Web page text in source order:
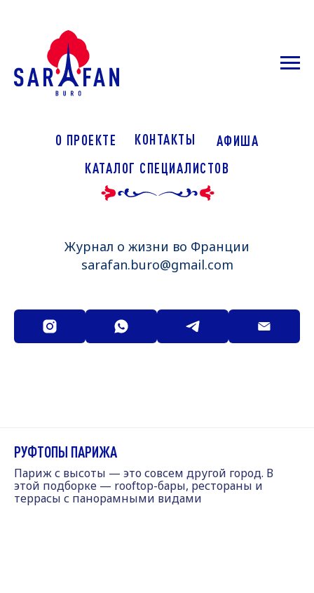
О ПРОЕКТЕ КОНТАКТЫ
АФИША
КАТАЛОГ СПЕЦИАЛИСТОВ
Журнал о жизни во Франции
sarafan.buro@gmail.com
РУФТОПЫ ПАРИЖА
Париж с высоты — это совсем другой город. В
этой подборке — rooftop-бары, рестораны и
террасы с панорамными видами